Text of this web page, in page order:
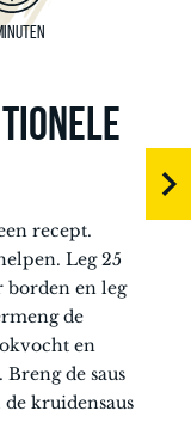
recept.
Leg 25
borden en leg
de
en
de saus
de kruidensaus